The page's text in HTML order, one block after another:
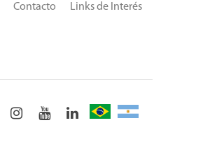
Links de Interés
Contacto